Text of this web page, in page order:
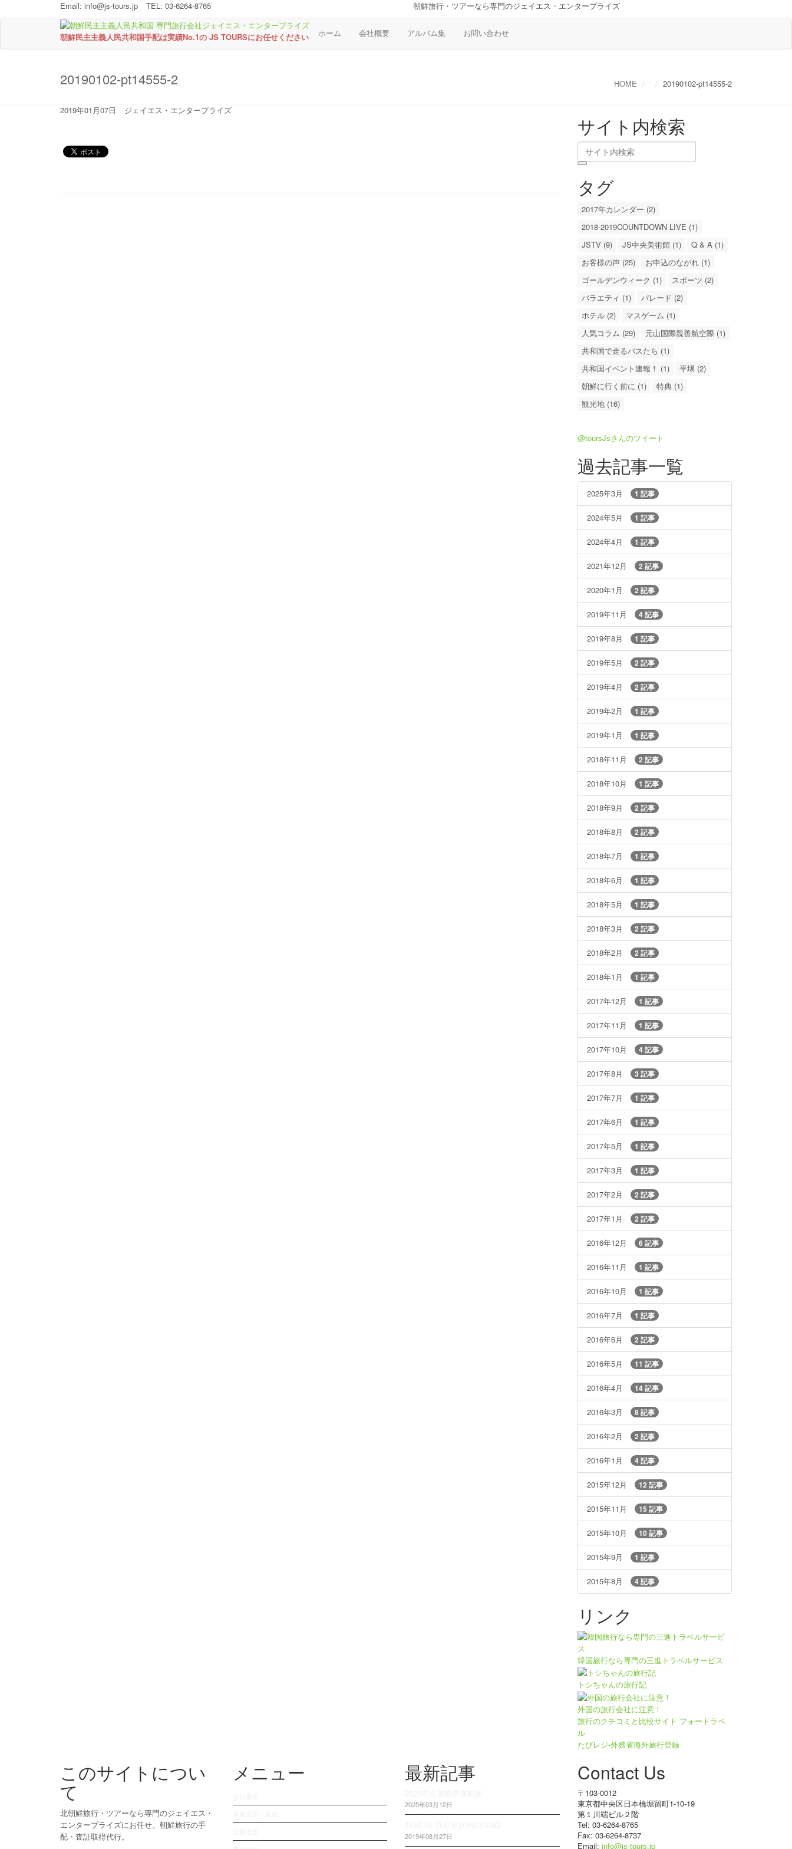
Email: info@js-tours.jp TEL: 03-6264-8765 朝鮮旅行・ツアーなら専門のジェイエス・エンタープライズ
朝鮮民主主義人民共和国手配は実績No.1の JS TOURSにお任せください ホーム 会社概要 アルバム集 お問い合わせ
20190102-pt14555-2 HOME 20190102-pt14555-2
2019年01月07日 ジェイエス・エンタープライズ
サイト内検索
タグ
2017年カレンダー (2)
2018-2019COUNTDOWN LIVE (1)
JSTV (9)
JS中央美術館 (1)
Q & A (1)
お客様の声 (25)
お申込のながれ (1)
ゴールデンウィーク (1)
スポーツ (2)
バラエティ (1)
パレード (2)
ホテル (2)
マスゲーム (1)
人気コラム (29)
元山国際親善航空際 (1)
共和国で走るバスたち (1)
共和国イベント速報！ (1)
平壌 (2)
朝鮮に行く前に (1)
特典 (1)
観光地 (16)
@toursJsさんのツイート
過去記事一覧
2025年3月 1 記事
2024年5月 1 記事
2024年4月 1 記事
2021年12月 2 記事
2020年1月 2 記事
2019年11月 4 記事
2019年8月 1 記事
2019年5月 2 記事
2019年4月 2 記事
2019年2月 1 記事
2019年1月 1 記事
2018年11月 2 記事
2018年10月 1 記事
2018年9月 2 記事
2018年8月 2 記事
2018年7月 1 記事
2018年6月 1 記事
2018年5月 1 記事
2018年3月 2 記事
2018年2月 2 記事
2018年1月 1 記事
2017年12月 1 記事
2017年11月 1 記事
2017年10月 4 記事
2017年8月 3 記事
2017年7月 1 記事
2017年6月 1 記事
2017年5月 1 記事
2017年3月 1 記事
2017年2月 2 記事
2017年1月 2 記事
2016年12月 6 記事
2016年11月 1 記事
2016年10月 1 記事
2016年7月 1 記事
2016年6月 2 記事
2016年5月 11 記事
2016年4月 14 記事
2016年3月 8 記事
2016年2月 2 記事
2016年1月 4 記事
2015年12月 12 記事
2015年11月 15 記事
2015年10月 10 記事
2015年9月 1 記事
2015年8月 4 記事
リンク
韓国旅行なら専門の三進トラベルサービス
トシちゃんの旅行記
外国の旅行会社に注意！
旅行のクチコミと比較サイト フォートラベ
ル
たびレジ-外務省海外旅行登録
このサイトについ
て
北朝鮮旅行・ツアーなら専門のジェイエス・
エンタープライズにお任せ。朝鮮旅行の手
配・査証取得代行。
メニュー 最新記事
2025年03月12日
2019年08月27日
Contact Us
〒103-0012
東京都中央区日本橋堀留町1-10-19
第１川端ビル２階
Tel: 03-6264-8765
Fax: 03-6264-8737
Email: info@js-tours.jp